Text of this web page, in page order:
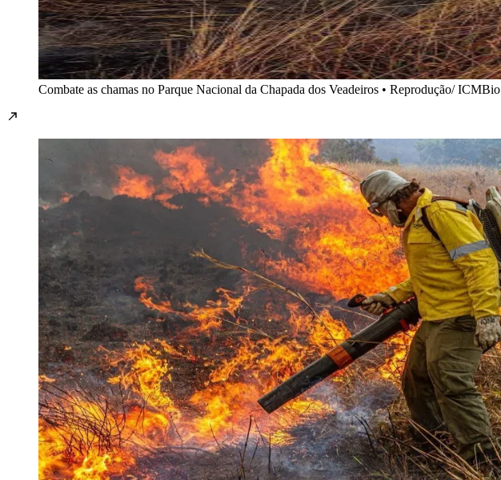
Combate as chamas no Parque Nacional da Chapada dos Veadeiros • Reprodução/ ICMBio